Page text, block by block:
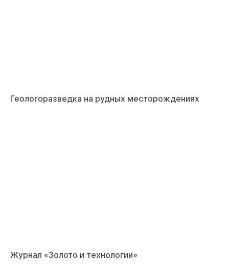
Геологоразведка на рудных месторождениях
Журнал «Золото и технологии»